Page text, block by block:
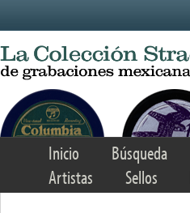
Inicio Búsqueda
Artistas
Sellos